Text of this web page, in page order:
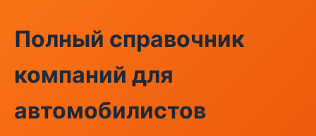
Полный справочник
компаний для
автомобилистов